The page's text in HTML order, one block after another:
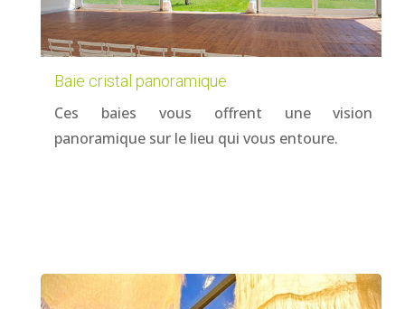
Baie cristal panoramique
Ces baies vous offrent une vision
panoramique sur le lieu qui vous entoure.